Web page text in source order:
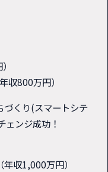
収800万円）
くり(スマートシテ
ェンジ成功！
収1,000万円）